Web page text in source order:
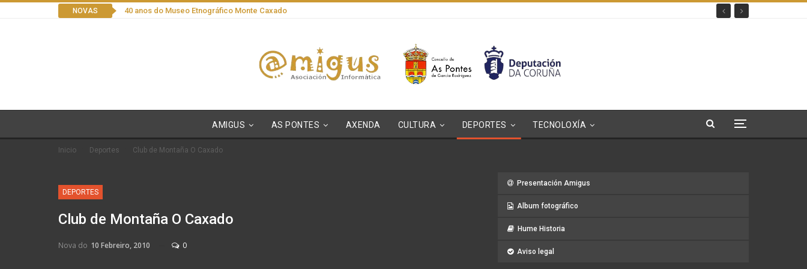
NOVAS 40 anos do Museo Etnográfico Monte Caxado
AMIGUS AS PONTES AXENDA CULTURA DEPORTES TECNOLOXÍA
Inicio Deportes Club de Montaña O Caxado
DEPORTES
Club de Montaña O Caxado
Nova do 10 Febreiro, 2010 0
Presentación Amigus
Album fotográfico
Hume Historia
Aviso legal